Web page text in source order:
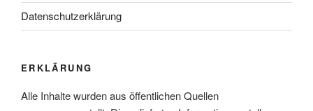
Datenschutzerklärung
ERKLÄRUNG
Alle Inhalte wurden aus öffentlichen Quellen